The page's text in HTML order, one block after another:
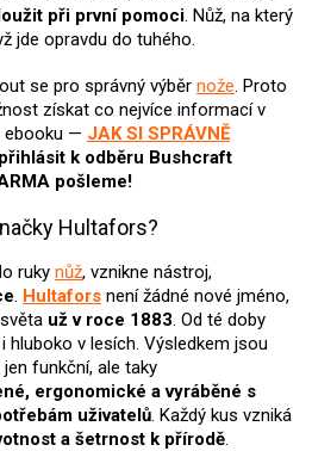
p
r
v
y
v
ý
p
i
u
při první pomoci. Nůž, na který
jde opravdu do tuhého.
se pro správný výběr nože. Proto
získat co nejvíce informací v
ebooku — JAK SI SPRÁVNĚ
k odběru Bushcraft
pošleme!
Hultafors?
ruky nůž, vznikne nástroj,
. Hultafors není žádné nové jméno,
už v roce 1883. Od té doby
hluboko v lesích. Výsledkem jsou
funkční, ale taky
ergonomické a vyráběné s
uživatelů. Každý kus vzniká
a šetrnost k přírodě.